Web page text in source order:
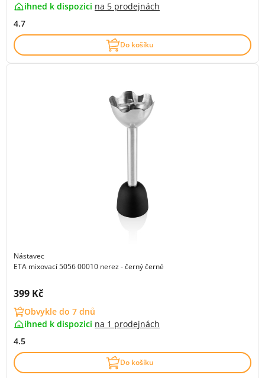
ihned k dispozici na 5 prodejnách
4.7
Do košíku
Nástavec
ETA mixovací 5056 00010 nerez - černý černé
Cena s DPH:
399 Kč
Obvykle do 7 dnů
ihned k dispozici na 1 prodejnách
4.5
Do košíku